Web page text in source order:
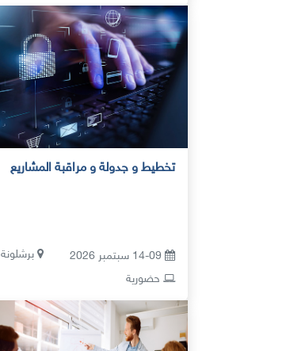
تخطيط و جدولة و مراقبة المشاريع
برشلونة
حضورية